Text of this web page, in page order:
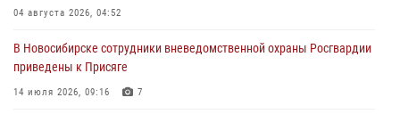
в сфере страхования
В Новосибирске сотрудниками вневедомственной охраны
Росгвардии задержан гражданин, находящийся в розыске
04 августа 2026, 04:52
В Новосибирске сотрудники вневедомственной охраны Росгвардии
приведены к Присяге
14 июля 2026, 09:16 7